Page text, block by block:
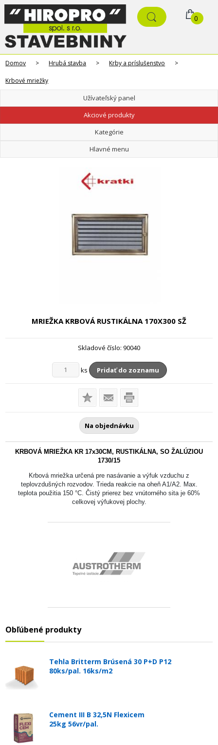
0
Domov > Hrubá stavba > Krby a príslušenstvo >
Krbové mriežky
Užívateľský panel
Akciové produkty
Kategórie
Hlavné menu
MRIEŽKA KRBOVÁ RUSTIKÁLNA 170X300 SŽ
Skladové číslo: 90040
ks Pridať do zoznamu
Na objednávku
KRBOVÁ MRIEŽKA KR 17x30CM, RUSTIKÁLNA, SO ŽALÚZIOU
1730/15
Krbová mriežka určená pre nasávanie a výfuk vzduchu z
teplovzdušných rozvodov. Trieda reakcie na oheň A1/A2. Max.
teplota použitia 150 °C. Čistý prierez bez vnútorného sita je 60%
celkovej výfukovej plochy.
Obľúbené produkty
Tehla Britterm Brúsená 30 P+D P12
80ks/pal. 16ks/m2
Cement III B 32,5N Flexicem
25kg 56vr/pal.